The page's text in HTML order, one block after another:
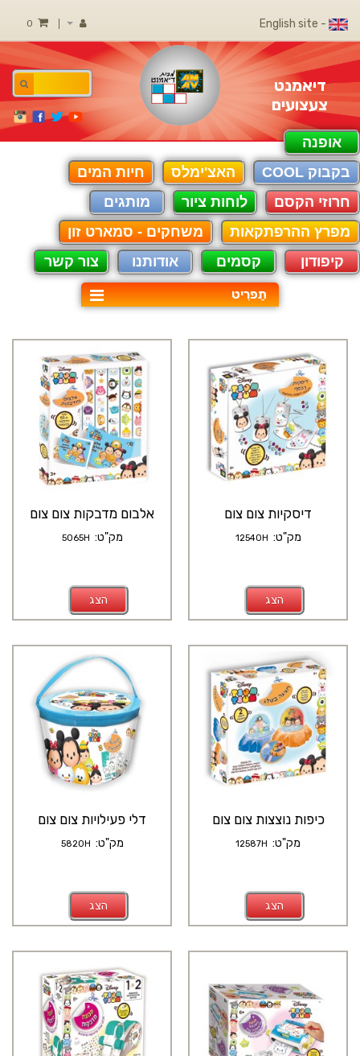
- English site
דיאמנט
צעצועים
אופנה
בקבוק COOL
האצ'ימלס
חיות המים
חרוזי הקסם
לוחות ציור
מותגים
מפרץ ההרפתקאות
משחקים - סמארט זון
קיפודון
קסמים אודותנו צור קשר
תַפרִיט
אלבום מדבקות צום צום
מק"ט: 5065H
הצג
דיסקיות צום צום
מק"ט: 12540H
הצג
דלי פעילויות צום צום
מק"ט: 5820H
הצג
כיפות נוצצות צום צום
מק"ט: 12587H
הצג